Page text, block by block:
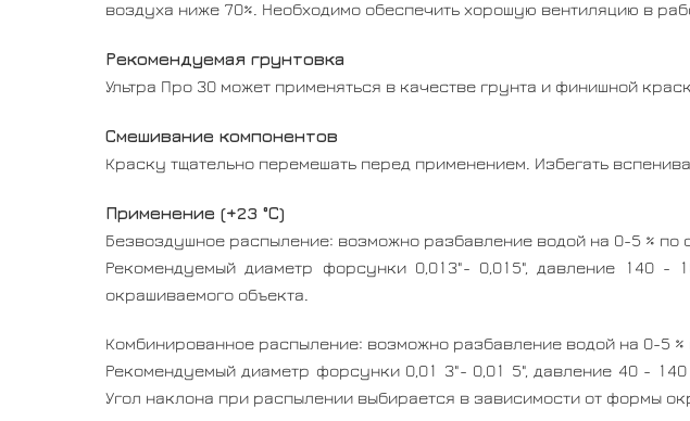
воздуха ниже 70%. Необходимо обеспечить хорошую вентиляцию в
Рекомендуемая грунтовка
Ультра Про 30 может применяться в качестве грунта и финишной
Смешивание компонентов
Краску тщательно перемешать перед применением. Избегать
Применение (+23 °С)
Безвоздушное распыление: возможно разбавление водой на 0-5 % по
Рекомендуемый диаметр форсунки 0,013"- 0,015", давление 140
окрашиваемого объекта.
Комбинированное распыление: возможно разбавление водой на 0-5 %
Рекомендуемый диаметр форсунки 0,01 3"- 0,01 5", давление 40 -
Угол наклона при распылении выбирается в зависимости от формы